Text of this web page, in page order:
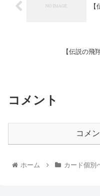
【伝説の飛
コメント
コメ
ホーム カード個別